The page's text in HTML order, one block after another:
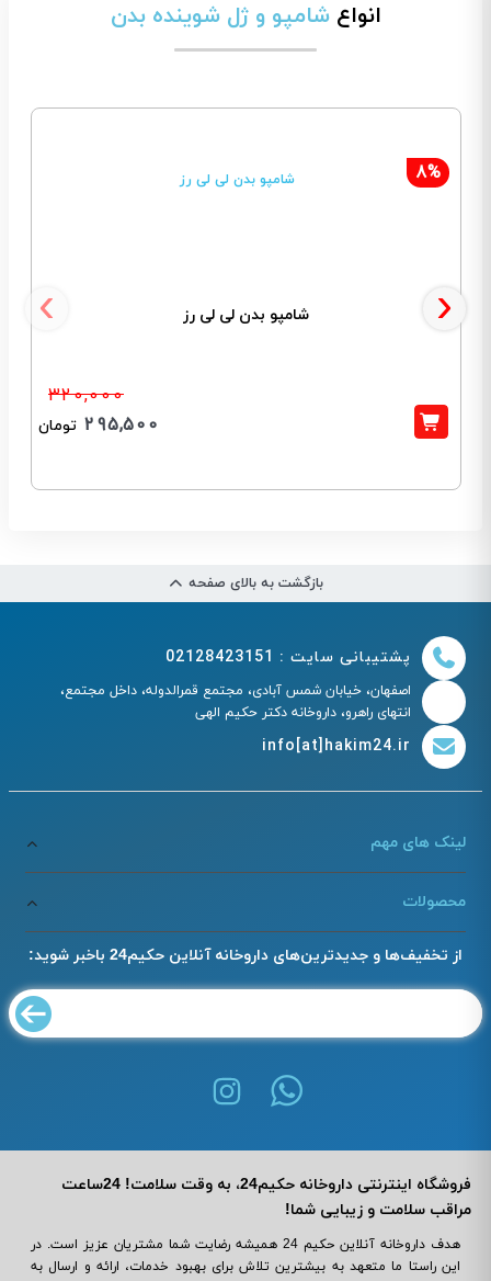
انواعشامپو و ژل شوینده بدن
8%
شامپو بدن لی لی رز
320,000
295,500 تومان
‹ ›
بازگشت به بالای صفحه
پشتیبانی سایت : 02128423151
اصفهان، خیابان شمس آبادی، مجتمع قمرالدوله، داخل مجتمع،
انتهای راهرو، داروخانه دکتر حکیم الهی
info[at]hakim24.ir
لینک های مهم
محصولات
از تخفیف‌ها و جدیدترین‌های داروخانه آنلاین حکیم24 باخبر شوید:
فروشگاه اینترنتی داروخانه حکیم24، به وقت سلامت! 24ساعت
مراقب سلامت و زیبایی شما!
هدف داروخانه آنلاین حکیم 24 همیشه رضایت شما مشتریان عزیز است. در
این راستا ما متعهد به بیشترین تلاش برای بهبود خدمات، ارائه و ارسال به